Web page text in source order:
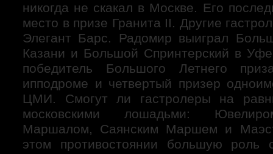
никогда не скакал в Москве. Его
место в призе Гранита II. Другие
Элегант Барс. Радомир выиграл
Казани и Большой Спринтерский в
победитель Большого Летнего
ипподроме и четвертый призер
ЦМИ. Смогут ли гастролеры на
московскими лошадьми:
Маршалом, Саянским Маршем и
этом противостоянии большую роль